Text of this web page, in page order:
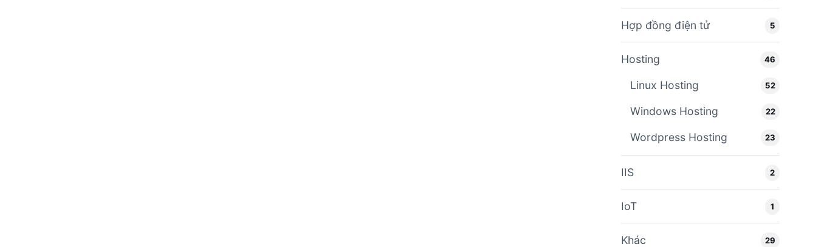
Hợp đồng điện tử 5
Hosting 46
Linux Hosting 52
Windows Hosting 22
Wordpress Hosting 23
IIS 2
IoT 1
Khác 29